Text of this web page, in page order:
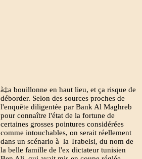
à‡a bouillonne en haut lieu, et ça risque de
déborder. Selon des sources proches de
l'enquête diligentée par Bank Al Maghreb
pour connaître l'état de la fortune de
certaines grosses pointures considérées
comme intouchables, on serait réellement
dans un scénario à la Trabelsi, du nom de
la belle famille de l'ex dictateur tunisien